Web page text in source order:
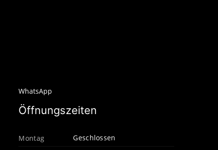
WhatsApp
Öffnungszeiten
Montag
Geschlossen